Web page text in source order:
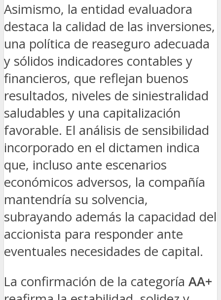
Asimismo, la entidad evaluadora
destaca la calidad de las inversiones,
una política de reaseguro adecuada
y sólidos indicadores contables y
financieros, que reflejan buenos
resultados, niveles de siniestralidad
saludables y una capitalización
favorable. El análisis de sensibilidad
incorporado en el dictamen indica
que, incluso ante escenarios
económicos adversos, la compañía
mantendría su solvencia,
subrayando además la capacidad del
accionista para responder ante
eventuales necesidades de capital.
La confirmación de la categoría AA+